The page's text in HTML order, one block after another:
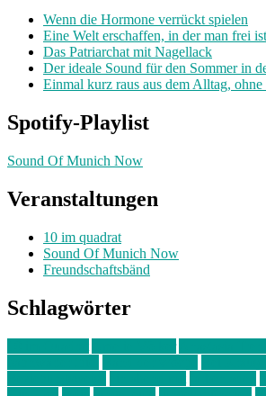
Wenn die Hormone verrückt spielen
Eine Welt erschaffen, in der man frei ist
Das Patriarchat mit Nagellack
Der ideale Sound für den Sommer in
Einmal kurz raus aus dem Alltag, ohne
Spotify-Playlist
Sound Of Munich Now
Veranstaltungen
10 im quadrat
Sound Of Munich Now
Freundschaftsbänd
Schlagwörter